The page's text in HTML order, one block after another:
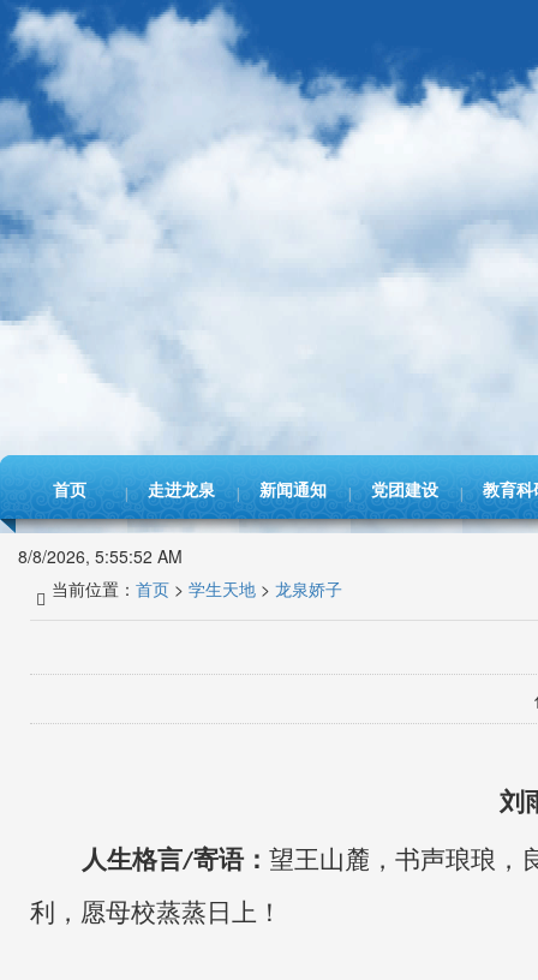
首页 走进龙泉 新闻通知 党团建设 教育科
8/8/2026, 5:55:52 AM
当前位置： 首页 > 学生天地 > 龙泉娇子
刘
人生格言/寄语： 望王山麓，书声琅琅，
利，愿母校蒸蒸日上！